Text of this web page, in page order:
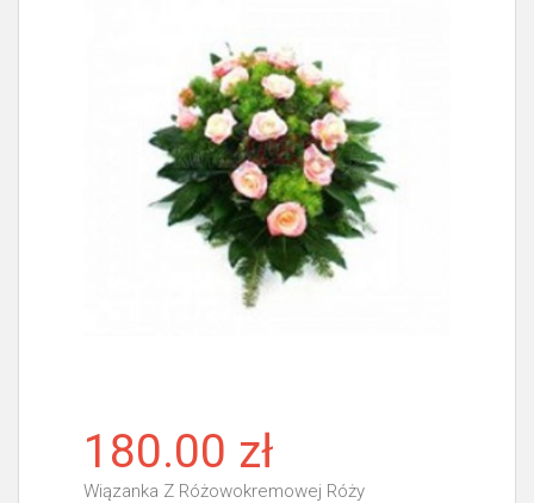
180.00 zł
Wiązanka Z Różowokremowej Róży